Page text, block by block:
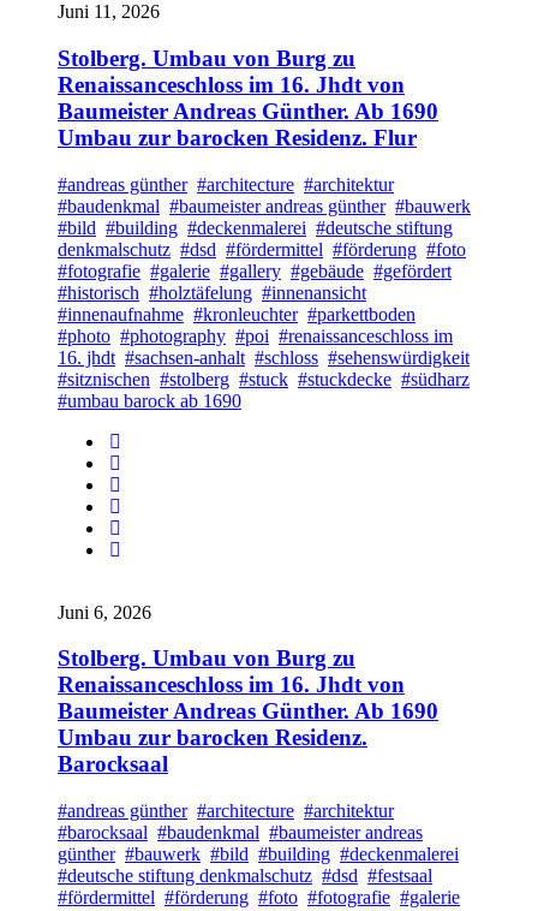
Juni 11, 2026
Stolberg. Umbau von Burg zu
Renaissanceschloss im 16. Jhdt von
Baumeister Andreas Günther. Ab 1690
Umbau zur barocken Residenz. Flur
#andreas günther #architecture #architektur
#baudenkmal #baumeister andreas günther #bauwerk
#bild #building #deckenmalerei #deutsche stiftung
denkmalschutz #dsd #fördermittel #förderung #foto
#fotografie #galerie #gallery #gebäude #gefördert
#historisch #holztäfelung #innenansicht
#innenaufnahme #kronleuchter #parkettboden
#photo #photography #poi #renaissanceschloss im
16. jhdt #sachsen-anhalt #schloss #sehenswürdigkeit
#sitznischen #stolberg #stuck #stuckdecke #südharz
#umbau barock ab 1690
Juni 6, 2026
Stolberg. Umbau von Burg zu
Renaissanceschloss im 16. Jhdt von
Baumeister Andreas Günther. Ab 1690
Umbau zur barocken Residenz.
Barocksaal
#andreas günther #architecture #architektur
#barocksaal #baudenkmal #baumeister andreas
günther #bauwerk #bild #building #deckenmalerei
#deutsche stiftung denkmalschutz #dsd #festsaal
#fördermittel #förderung #foto #fotografie #galerie